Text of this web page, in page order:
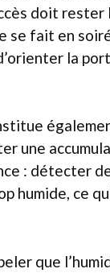
doit
se fait en
la
une
: détecter
humide, ce
que